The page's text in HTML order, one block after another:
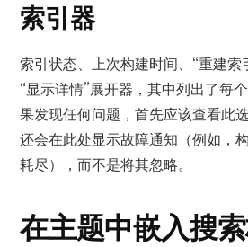
索引器
索引状态、上次构建时间、“重建索
“显示详情”展开器，其中列出了每
果发现任何问题，首先应该查看此
还会在此处显示故障通知（例如，
耗尽），而不是将其忽略。
在主题中嵌入搜